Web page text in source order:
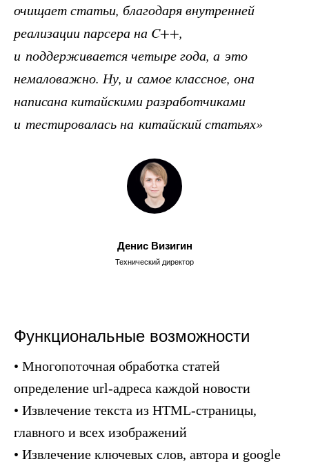
очищает статьи, благодаря внутренней
реализации парсера на C++,
и поддерживается четыре года, а это
немаловажно. Ну, и самое классное, она
написана китайскими разработчиками
и тестировалась на китайский статьях»
Денис Визигин
Технический директор
Функциональные возможности
• Многопоточная обработка статей
определение url-адреса каждой новости
• Извлечение текста из HTML-страницы,
главного и всех изображений
• Извлечение ключевых слов, автора и google